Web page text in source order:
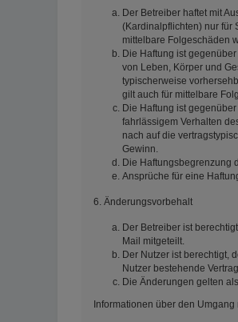
Der Betreiber haftet mit
(Kardinalpflichten) nur für
mittelbare Folgeschäden
Die Haftung ist
von Leben, Körper und
typischerweise
gilt auch für mittelbare
Die Haftung ist
fahrlässigem Verhalten
nach auf die
Gewinn.
Die Haftungsbegrenzung
Ansprüche für eine
6. Änderungsvorbehalt
Der Betreiber ist
Mail mitgeteilt.
Der Nutzer ist berechtigt,
Nutzer bestehende
Die Änderungen gelten
Informationen über den